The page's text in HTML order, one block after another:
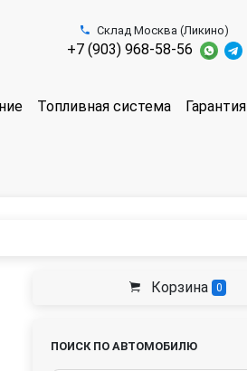
Склад Москва (Ликино)
+7 (903) 968-58-56
Топливная система Гарантия
Корзина 0
ПОИСК ПО АВТОМОБИЛЮ